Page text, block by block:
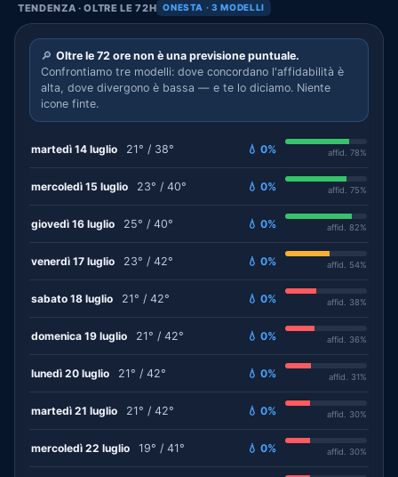
TENDENZA · OLTRE LE 72H ONESTA · 3 MODELLI
🔎 Oltre le 72 ore non è una previsione puntuale.
Confrontiamo tre modelli: dove concordano l'affidabilità è
alta, dove divergono è bassa — e te lo diciamo. Niente
icone finte.
martedì 14 luglio 21° / 38° 💧 0% affid. 78%
mercoledì 15 luglio 23° / 40° 💧 0% affid. 75%
giovedì 16 luglio 25° / 40° 💧 0% affid. 82%
venerdì 17 luglio 23° / 42° 💧 0% affid. 54%
sabato 18 luglio 21° / 42° 💧 0% affid. 38%
domenica 19 luglio 21° / 42° 💧 0% affid. 36%
lunedì 20 luglio 21° / 42° 💧 0% affid. 31%
martedì 21 luglio 21° / 42° 💧 0% affid. 30%
mercoledì 22 luglio 19° / 41° 💧 0% affid. 30%